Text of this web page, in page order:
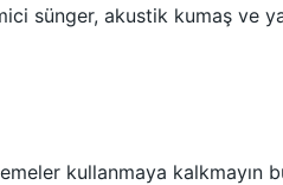
sünger, akustik kumaş ve
kullanmaya kalkmayın